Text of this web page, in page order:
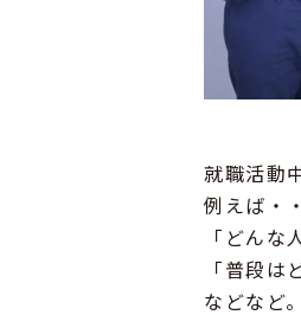
就職活動
例えば・・
「どんな
「普段は
などなど。